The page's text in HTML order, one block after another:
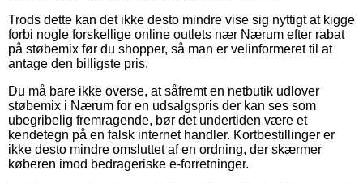
Trods dette kan det ikke desto mindre vise sig nyttigt at kigge
forbi nogle forskellige online outlets nær Nærum efter rabat
på støbemix før du shopper, så man er velinformeret til at
antage den billigste pris.
Du må bare ikke overse, at såfremt en netbutik udlover
støbemix i Nærum for en udsalgspris der kan ses som
ubegribelig fremragende, bør det undertiden være et
kendetegn på en falsk internet handler. Kortbestillinger er
ikke desto mindre omsluttet af en ordning, der skærmer
køberen imod bedrageriske e-forretninger.